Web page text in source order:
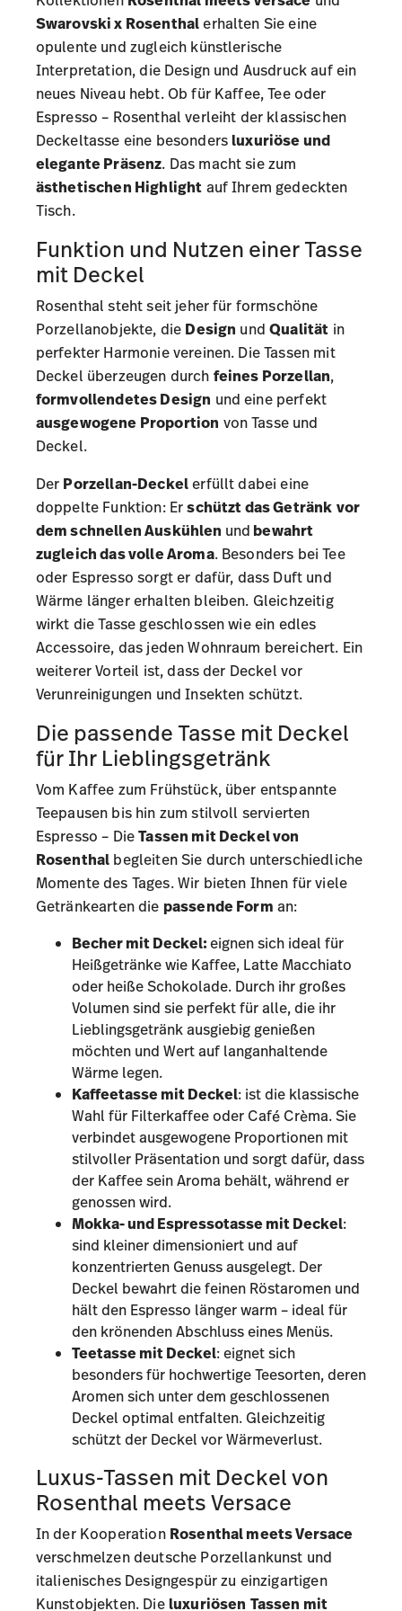
Swarovski x Rosenthalerhalten Sie eine
opulente und zugleich künstlerische
Interpretation, die Design und Ausdruck auf ein
neues Niveau hebt. Ob für Kaffee, Tee oder
Espresso – Rosenthal verleiht der klassischen
Deckeltasse eine besondersluxuriöse und
elegante Präsenz. Das macht sie zum
ästhetischen Highlight auf Ihrem gedeckten
Tisch.
Funktion und Nutzen einer Tasse
mit Deckel
Rosenthal steht seit jeher für formschöne
Porzellanobjekte, die Design undQualität in
perfekter Harmonie vereinen. Die Tassen mit
Deckel überzeugen durch feines Porzellan,
formvollendetes Design und eine perfekt
ausgewogene Proportion von Tasse und
Deckel.
Der Porzellan-Deckelerfüllt dabei eine
doppelte Funktion: Erschützt das Getränk vor
dem schnellen Auskühlen und bewahrt
zugleich das volle Aroma. Besonders bei Tee
oder Espresso sorgt er dafür, dass Duft und
Wärme länger erhalten bleiben. Gleichzeitig
wirkt die Tasse geschlossen wie ein edles
Accessoire, das jeden Wohnraum bereichert. Ein
weiterer Vorteil ist, dass der Deckel vor
Verunreinigungen und Insekten schützt.
Die passende Tasse mit Deckel
für Ihr Lieblingsgetränk
Vom Kaffee zum Frühstück, über entspannte
Teepausen bis hin zum stilvoll servierten
Espresso – DieTassen mit Deckel von
Rosenthal begleiten Sie durch unterschiedliche
Momente des Tages. Wir bieten Ihnen für viele
Getränkearten die passende Form an:
Becher mit Deckel:eignen sich ideal für
Heißgetränke wie Kaffee, Latte Macchiato
oder heiße Schokolade. Durch ihr großes
Volumen sind sie perfekt für alle, die ihr
Lieblingsgetränk ausgiebig genießen
möchten und Wert auf langanhaltende
Wärme legen.
Kaffeetasse mit Deckel: ist die klassische
Wahl für Filterkaffee oder Café Crèma. Sie
verbindet ausgewogene Proportionen mit
stilvoller Präsentation und sorgt dafür, dass
der Kaffee sein Aroma behält, während er
genossen wird.
Mokka- und Espressotasse mit Deckel:
sind kleiner dimensioniert und auf
konzentrierten Genuss ausgelegt. Der
Deckel bewahrt die feinen Röstaromen und
hält den Espresso länger warm – ideal für
den krönenden Abschluss eines Menüs.
Teetasse mit Deckel: eignet sich
besonders für hochwertige Teesorten, deren
Aromen sich unter dem geschlossenen
Deckel optimal entfalten. Gleichzeitig
schützt der Deckel vor Wärmeverlust.
Luxus-Tassen mit Deckel von
Rosenthal meets Versace
In der Kooperation Rosenthal meets Versace
verschmelzen deutsche Porzellankunst und
italienisches Designgespür zu einzigartigen
Kunstobjekten. Dieluxuriösen Tassen mit